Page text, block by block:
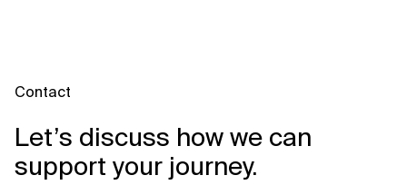
Contact
Let’s discuss how we can
support your journey.